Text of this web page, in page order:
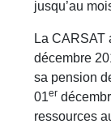
jusqu’au
La CARSAT
décembre
sa pension
01er
ressources